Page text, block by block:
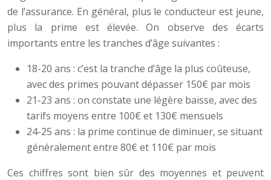
de l’assurance. En général, plus le conducteur est jeune,
plus la prime est élevée. On observe des écarts
importants entre les tranches d’âge suivantes :
18-20 ans : c’est la tranche d’âge la plus coûteuse,
avec des primes pouvant dépasser 150€ par mois
21-23 ans : on constate une légère baisse, avec des
tarifs moyens entre 100€ et 130€ mensuels
24-25 ans : la prime continue de diminuer, se situant
généralement entre 80€ et 110€ par mois
Ces chiffres sont bien sûr des moyennes et peuvent